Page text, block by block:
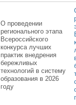
О проведении
регионального этапа
Всероссийского
конкурса лучших
практик внедрения
бережливых
технологий в систему
образования в 2026
году